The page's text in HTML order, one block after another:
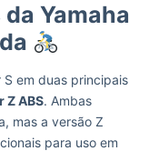
Yamaha
S em duas principais
Z ABS. Ambas
mas a versão Z
para uso em